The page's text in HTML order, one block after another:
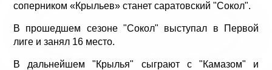
соперником «Крыльев» станет саратовский "Сокол".
В прошедшем сезоне "Сокол" выступал в Первой
лиге и занял 16 место.
В дальнейшем "Крылья" сыграют с "Камазом" и